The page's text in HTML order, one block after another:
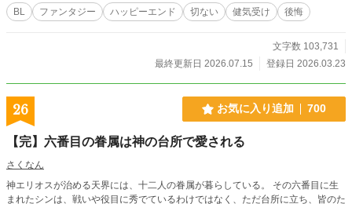
BL ファンタジー ハッピーエンド 切ない 健気受け 後悔
文字数 103,731
最終更新日 2026.07.15
登録日 2026.03.23
26 お気に入り追加 700
【完】六番目の眷属は神の台所で愛される
さくなん
神エリオスが治める天界には、十二人の眷属が暮らしている。 その六番目に生
まれたシンは、戦いや役目に秀でているわけではなく、ただ台所に立ち、皆のた